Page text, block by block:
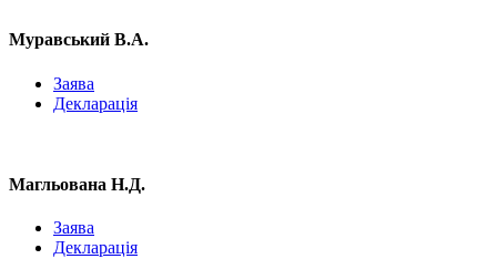
Муравський В.А.
Заява
Декларація
Магльована Н.Д.
Заява
Декларація